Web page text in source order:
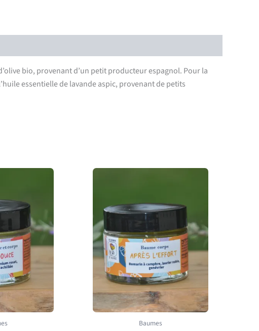
bio, provenant d’un petit producteur espagnol. Pour la
essentielle de lavande aspic, provenant de petits
Baumes